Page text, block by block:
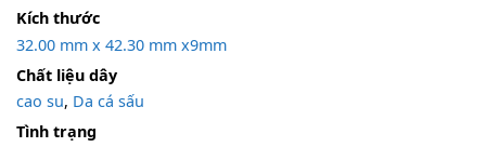
Kích thước
32.00 mm x 42.30 mm x9mm
Chất liệu dây
cao su, Da cá sấu
Tình trạng